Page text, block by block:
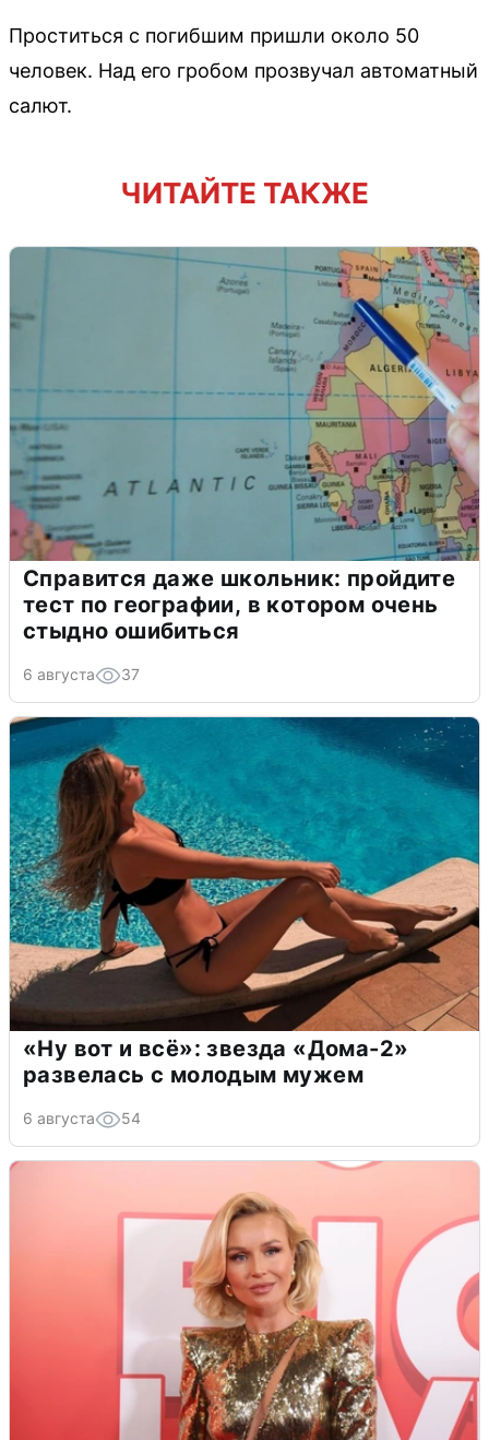
Проститься с погибшим пришли около 50
человек. Над его гробом прозвучал автоматный
салют.
ЧИТАЙТЕ ТАКЖЕ
Справится даже школьник: пройдите
тест по географии, в котором очень
стыдно ошибиться
6 августа 37
«Ну вот и всё»: звезда «Дома-2»
развелась с молодым мужем
6 августа 54